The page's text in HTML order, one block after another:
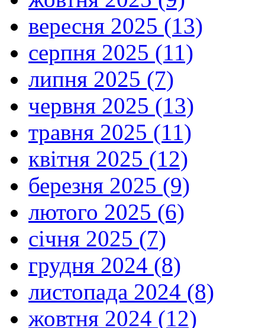
вересня 2025 (13)
серпня 2025 (11)
липня 2025 (7)
червня 2025 (13)
травня 2025 (11)
квітня 2025 (12)
березня 2025 (9)
лютого 2025 (6)
січня 2025 (7)
грудня 2024 (8)
листопада 2024 (8)
жовтня 2024 (12)